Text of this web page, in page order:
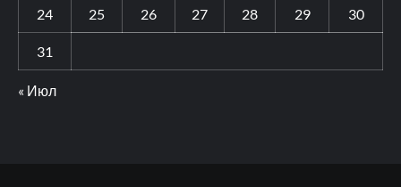
24 25 26 27 28 29 30
31
« Июл